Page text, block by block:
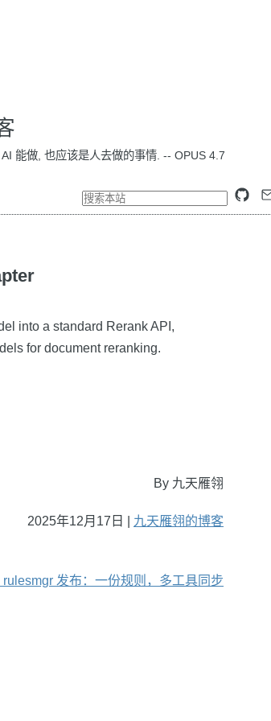
能做, 也应该是人去做的事情. -- OPUS 4.7
into a standard Rerank API,
for document reranking.
By 九天雁翎
2025年12月17日 | 九天雁翎的博客
rulesmgr 发布：一份规则，多工具同步